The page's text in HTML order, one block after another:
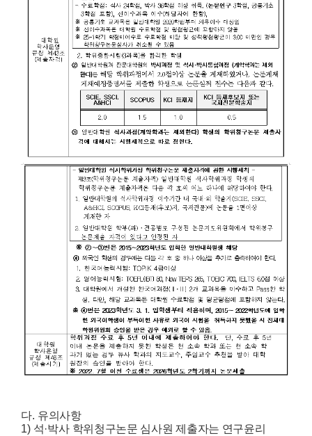
다. 유의사항
1) 석·박사 학위청구논문 심사원 제출자는 연구윤리